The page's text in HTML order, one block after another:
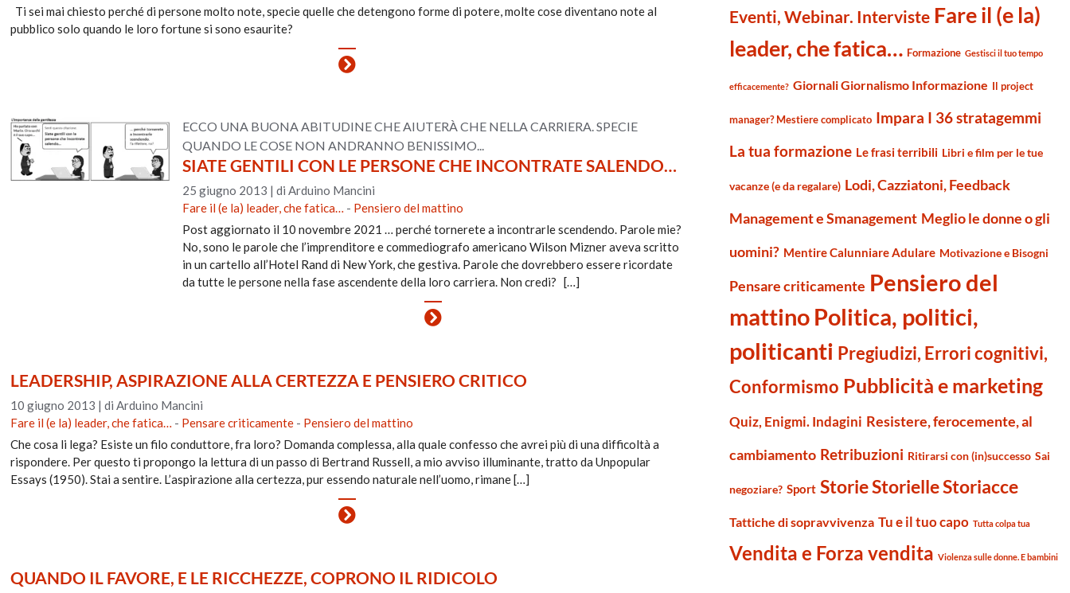
Ti sei mai chiesto perché di persone molto note, specie quelle che detengono forme di potere, molte cose diventano note al
pubblico solo quando le loro fortune si sono esaurite?
ECCO UNA BUONA ABITUDINE CHE AIUTERÀ CHE NELLA CARRIERA. SPECIE
QUANDO LE COSE NON ANDRANNO BENISSIMO...
SIATE GENTILI CON LE PERSONE CHE INCONTRATE SALENDO…
25 giugno 2013 | di Arduino Mancini
Fare il (e la) leader, che fatica… - Pensiero del mattino
Post aggiornato il 10 novembre 2021 … perché tornerete a incontrarle scendendo. Parole mie?
No, sono le parole che l’imprenditore e commediografo americano Wilson Mizner aveva scritto
in un cartello all’Hotel Rand di New York, che gestiva. Parole che dovrebbero essere ricordate
da tutte le persone nella fase ascendente della loro carriera. Non credi? […]
LEADERSHIP, ASPIRAZIONE ALLA CERTEZZA E PENSIERO CRITICO
10 giugno 2013 |di Arduino Mancini
Fare il (e la) leader, che fatica… - Pensare criticamente - Pensiero del mattino
Che cosa li lega? Esiste un filo conduttore, fra loro? Domanda complessa, alla quale confesso che avrei più di una difficoltà a
rispondere. Per questo ti propongo la lettura di un passo di Bertrand Russell, a mio avviso illuminante, tratto da Unpopular
Essays (1950). Stai a sentire. L’aspirazione alla certezza, pur essendo naturale nell’uomo, rimane […]
QUANDO IL FAVORE, E LE RICCHEZZE, COPRONO IL RIDICOLO
Eventi, Webinar. Interviste Fare il (e la)
leader, che fatica… Formazione Gestisci il tuo tempo
efficacemente? Giornali Giornalismo Informazione Il project
manager? Mestiere complicato Impara I 36 stratagemmi
La tua formazione Le frasi terribili Libri e film per le tue
vacanze (e da regalare) Lodi, Cazziatoni, Feedback
Management e Smanagement Meglio le donne o gli
uomini? Mentire Calunniare Adulare Motivazione e Bisogni
Pensare criticamente Pensiero del
mattino Politica, politici,
politicanti Pregiudizi, Errori cognitivi,
Conformismo Pubblicità e marketing
Quiz, Enigmi. Indagini Resistere, ferocemente, al
cambiamento Retribuzioni Ritirarsi con (in)successo Sai
negoziare? Sport Storie Storielle Storiacce
Tattiche di sopravvivenza Tu e il tuo capo Tutta colpa tua
Vendita e Forza vendita Violenza sulle donne. E bambini